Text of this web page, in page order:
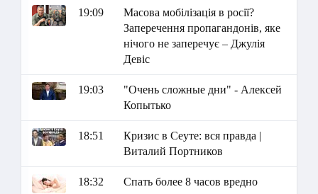
19:09
Масова мобілізація в росії?
Заперечення пропагандонів, яке
нічого не заперечує – Джулія
Девіс
19:03
"Очень сложные дни" - Алексей
Копытько
18:51
Кризис в Сеуте: вся правда |
Виталий Портников
18:32 Спать более 8 часов вредно